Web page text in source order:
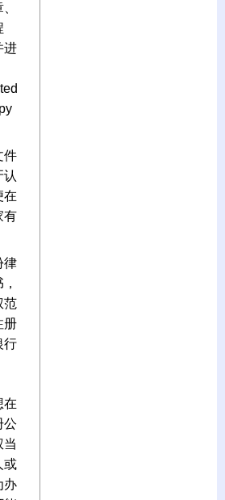
进
件
认
在
有
律
范
册
行
在
公
当
或
办